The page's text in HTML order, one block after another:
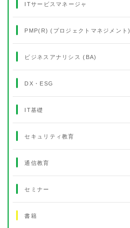
ITサービスマネージャ
PMP(R) (プロジェクトマネジメント)
ビジネスアナリシス (BA)
DX・ESG
IT基礎
セキュリティ教育
通信教育
セミナー
書籍